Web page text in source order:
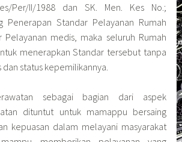
Per/II/1988 dan SK. Men. Kes No.;
Penerapan Standar Pelayanan Rumah
Pelayanan medis, maka seluruh Rumah
menerapkan Standar tersebut tanpa
status kepemilikannya.
sebagai bagian dari aspek
dituntut untuk mamappu bersaing
kepuasan dalam melayani masyarakat